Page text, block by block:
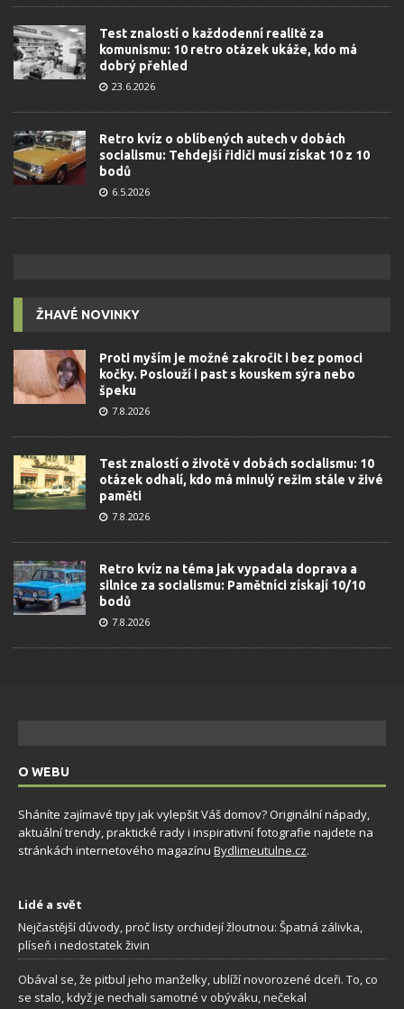
Test znalostí o každodenní realitě za
komunismu: 10 retro otázek ukáže, kdo má
dobrý přehled
23.6.2026
Retro kvíz o oblíbených autech v dobách
socialismu: Tehdejší řidiči musí získat 10 z 10
bodů
6.5.2026
ŽHAVÉ NOVINKY
Proti myším je možné zakročit i bez pomoci
kočky. Poslouží i past s kouskem sýra nebo
špeku
7.8.2026
Test znalostí o životě v dobách socialismu: 10
otázek odhalí, kdo má minulý režim stále v živé
paměti
7.8.2026
Retro kvíz na téma jak vypadala doprava a
silnice za socialismu: Pamětníci získají 10/10
bodů
7.8.2026
O WEBU
Sháníte zajímavé tipy jak vylepšit Váš domov? Originální nápady,
aktuální trendy, praktické rady i inspirativní fotografie najdete na
stránkách internetového magazínu Bydlimeutulne.cz.
Lidé a svět
Nejčastější důvody, proč listy orchidejí žloutnou: Špatná zálivka,
plíseň i nedostatek živin
Obával se, že pitbul jeho manželky, ublíží novorozené dceři. To, co
se stalo, když je nechali samotné v obýváku, nečekal